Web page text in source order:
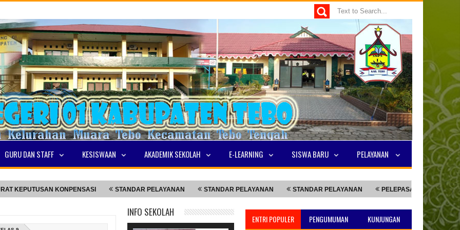
GURU DAN STAFF KESISWAAN AKADEMIK SEKOLAH E-LEARNING SISWA BARU PELAYANAN
KONPENSASI STANDAR PELAYANAN STANDAR PELAYANAN STANDAR PELAYANAN PELEPASAN SISWA KELAS 9
ENTRI POPULER PENGUMUMAN KUNJUNGAN
INFO SEKOLAH